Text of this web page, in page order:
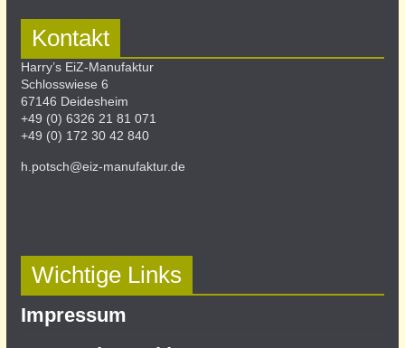
Kontakt
Harry’s EiZ-Manufaktur
Schlosswiese 6
67146 Deidesheim
+49 (0) 6326 21 81 071
+49 (0) 172 30 42 840
h.potsch@eiz-manufaktur.de
Wichtige Links
Impressum